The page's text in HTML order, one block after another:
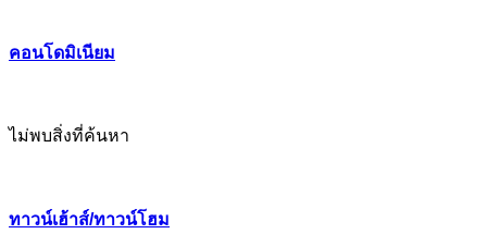
คอนโดมิเนียม
ไม่พบสิ่งที่ค้นหา
ทาวน์เฮ้าส์/ทาวน์โฮม